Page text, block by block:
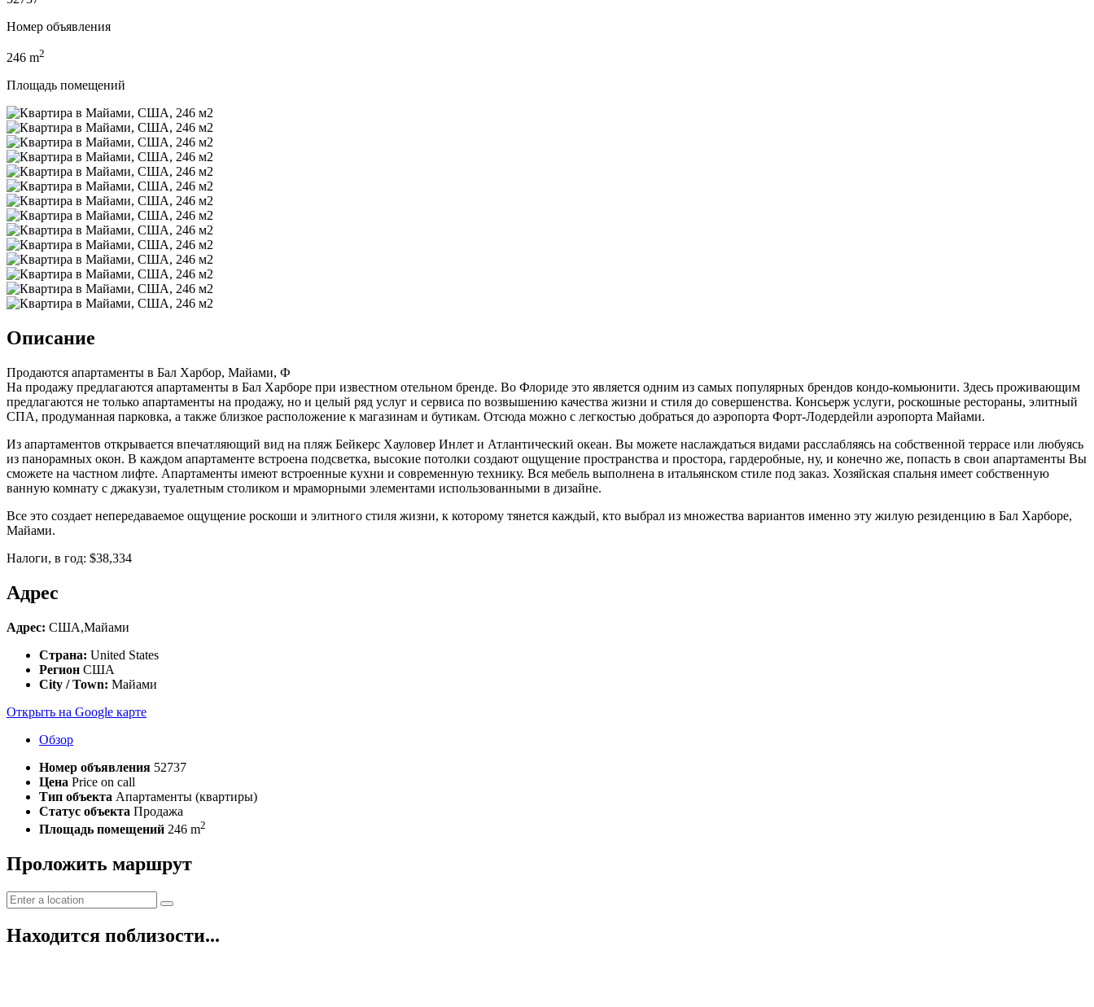
Номер объявления
246 m2
Площадь помещений
Описание
Продаются апартаменты в Бал Харбор, Майами, Ф
На продажу предлагаются апартаменты в Бал Харборе при известном отельном бренде. Во Флориде это является одним из самых популярных брендов кондо-комьюнити. Здесь проживающим
предлагаются не только апартаменты на продажу, но и целый ряд услуг и сервиса по возвышению качества жизни и стиля до совершенства. Консьерж услуги, роскошные рестораны, элитный
СПА, продуманная парковка, а также близкое расположение к магазинам и бутикам. Отсюда можно с легкостью добраться до аэропорта Форт-Лодердейли аэропорта Майами.
Из апартаментов открывается впечатляющий вид на пляж Бейкерс Хауловер Инлет и Атлантический океан. Вы можете наслаждаться видами расслабляясь на собственной террасе или любуясь
из панорамных окон. В каждом апартаменте встроена подсветка, высокие потолки создают ощущение пространства и простора, гардеробные, ну, и конечно же, попасть в свои апартаменты Вы
сможете на частном лифте. Апартаменты имеют встроенные кухни и современную технику. Вся мебель выполнена в итальянском стиле под заказ. Хозяйская спальня имеет собственную
ванную комнату с джакузи, туалетным столиком и мраморными элементами использованными в дизайне.
Все это создает непередаваемое ощущение роскоши и элитного стиля жизни, к которому тянется каждый, кто выбрал из множества вариантов именно эту жилую резиденцию в Бал Харборе,
Майами.
Налоги, в год: $38,334
Адрес
Адрес: США,Майами
Страна: United States
Регион США
City / Town: Майами
Открыть на Google карте
Обзор
Номер объявления 52737
Цена Price on call
Тип объекта Апартаменты (квартиры)
Статус объекта Продажа
Площадь помещений 246 m2
Проложить маршрут
Находится поблизости...